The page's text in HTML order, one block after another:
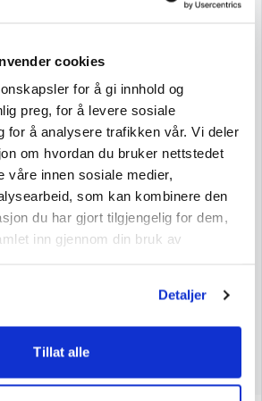
cookies
for å gi innhold og
preg, for å levere sosiale
for å analysere trafikken vår. Vi deler
om hvordan du bruker nettstedet
våre innen sosiale medier,
som kan kombinere den
du har gjort tilgjengelig for dem,
inn gjennom din bruk av
Detaljer
Tillat alle
per 100 g
1555 kJ/ 366 kcal
0
0
91